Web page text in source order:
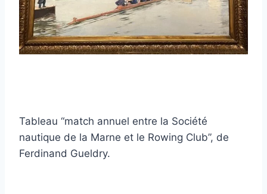
Tableau “match annuel entre la Société
nautique de la Marne et le Rowing Club”, de
Ferdinand Gueldry.